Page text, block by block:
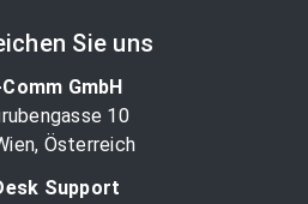
Sie uns
GmbH
10
Österreich
Support